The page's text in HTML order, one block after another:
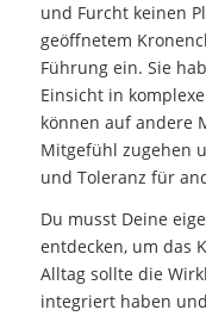
und Furcht keinen
geöffnetem
Führung ein. Sie
Einsicht in
können auf andere
Mitgefühl zugehen
und Toleranz für
Du musst Deine
entdecken, um das
Alltag sollte die
integriert haben